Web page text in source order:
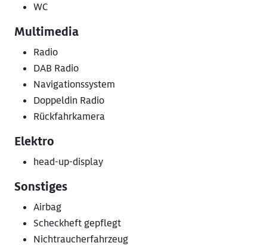
WC
Multimedia
Radio
DAB Radio
Navigationssystem
Doppeldin Radio
Rückfahrkamera
Elektro
head-up-display
Sonstiges
Airbag
Scheckheft gepflegt
Nichtraucherfahrzeug